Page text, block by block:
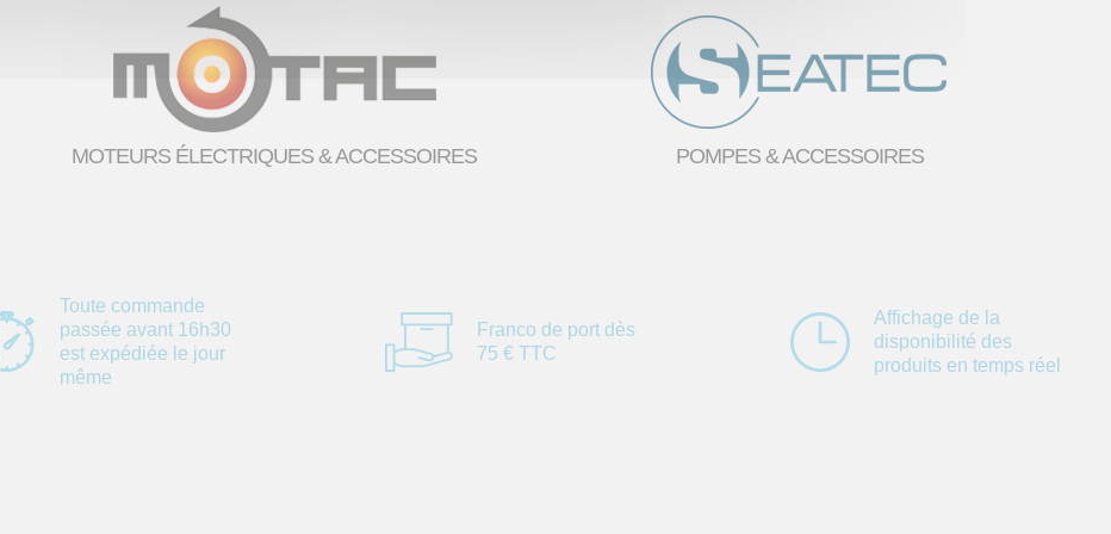
MOTEURS ÉLECTRIQUES & ACCESSOIRES POMPES & ACCESSOIRES
Toute commande
passée avant 16h30
est expédiée le jour
même
Franco de port dès
75 € TTC
Affichage de la
disponibilité des
produits en temps réel